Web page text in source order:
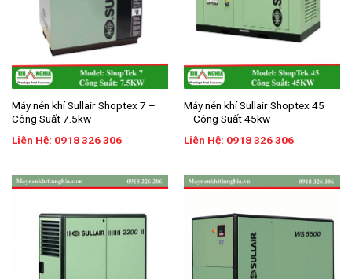
Máy nén khí Sullair Shoptex 7 –
Công Suất 7.5kw
Liên Hệ: 0918 326 306
Máy nén khí Sullair Shoptex 45
– Công Suất 45kw
Liên Hệ: 0918 326 306